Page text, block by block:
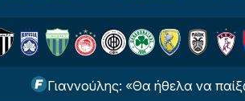
Γιαννούλης: «Θα ήθελα να παίξω στο